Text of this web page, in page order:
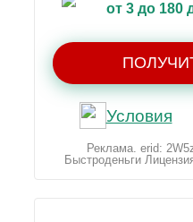
от 3 до 180
Условия
Реклама. erid:
Быстроденьги